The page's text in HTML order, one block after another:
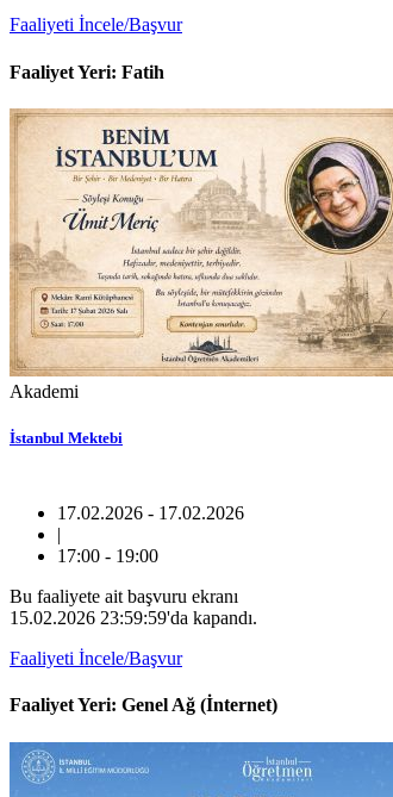
Faaliyeti İncele/Başvur
Faaliyet Yeri: Fatih
Akademi
İstanbul Mektebi
17.02.2026 - 17.02.2026
|
17:00 - 19:00
Bu faaliyete ait başvuru ekranı
15.02.2026 23:59:59'da kapandı.
Faaliyeti İncele/Başvur
Faaliyet Yeri: Genel Ağ (İnternet)